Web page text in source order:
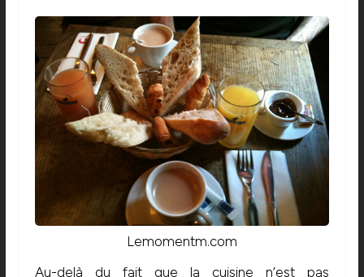
Lemomentm.com
Au-delà du fait que la cuisine n’est pas